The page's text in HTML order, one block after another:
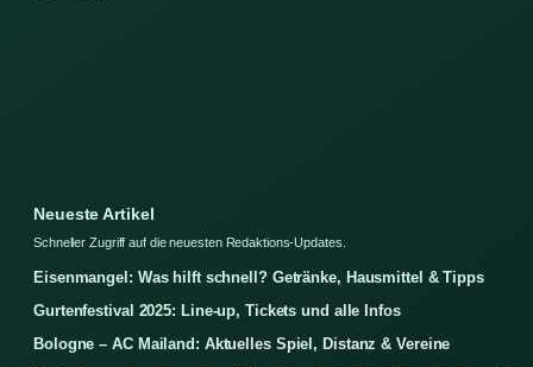
Neueste Artikel
Schneller Zugriff auf die neuesten Redaktions-Updates.
Eisenmangel: Was hilft schnell? Getränke, Hausmittel & Tipps
Gurtenfestival 2025: Line-up, Tickets und alle Infos
Bologne – AC Mailand: Aktuelles Spiel, Distanz & Vereine